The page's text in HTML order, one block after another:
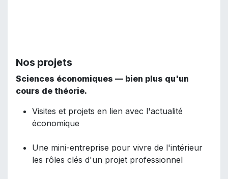
Nos projets
Sciences économiques — bien plus qu'un
cours de théorie.
Visites et projets en lien avec l'actualité
économique
Une mini-entreprise pour vivre de l'intérieur
les rôles clés d'un projet professionnel